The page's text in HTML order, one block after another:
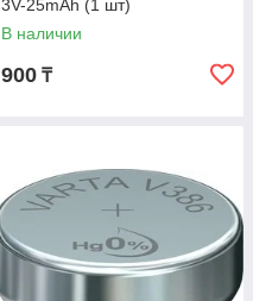
3V-25mAh (1 шт)
В наличии
900 ₸